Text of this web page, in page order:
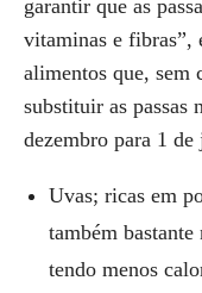
garantir que as
vitaminas e fibras”,
alimentos que, sem
substituir as passas
dezembro para 1 de
Uvas; ricas em
também
tendo menos